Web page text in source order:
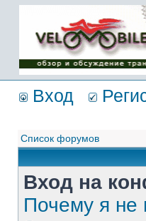
Имя пользователя:
Пароль:
{ LOG_ME_IN_SHORT
}
Вход
Список форумов
Вход на
Почему я не